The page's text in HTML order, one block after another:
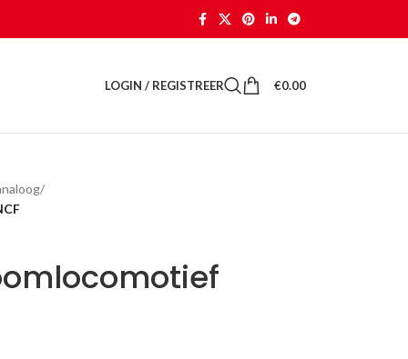
LOGIN / REGISTREER €0.00
/